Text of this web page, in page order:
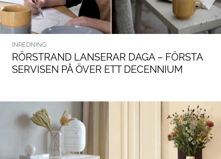
INREDNING
RÖRSTRAND LANSERAR DAGA – FÖRSTA
SERVISEN PÅ ÖVER ETT DECENNIUM